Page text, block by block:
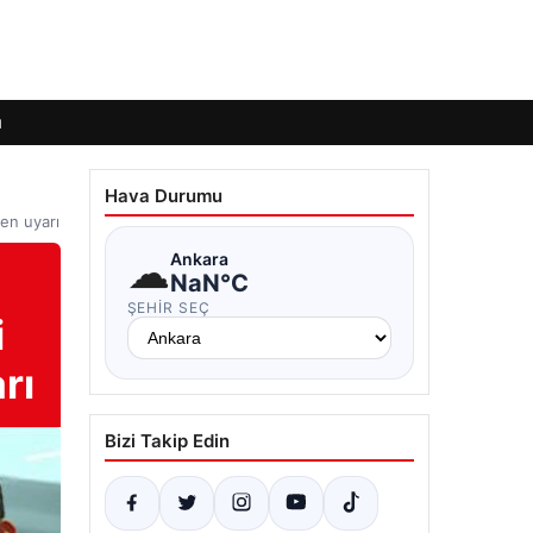
uyarı
Hava Durumu
☁Ankara
NaN°C
ŞEHIR SEÇ
Bizi Takip Edin